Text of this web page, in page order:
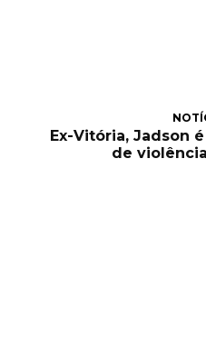
Ex-Vitória, Jadson
de